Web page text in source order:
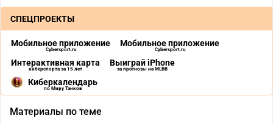
СПЕЦПРОЕКТЫ
Мобильное приложение
Cybersport.ru
Мобильное приложение
Cybersport.ru
Интерактивная карта
киберспорта за 15 лет
Выиграй iPhone
за прогнозы на MLBB
Киберкалендарь
по Миру Танков
Материалы по теме